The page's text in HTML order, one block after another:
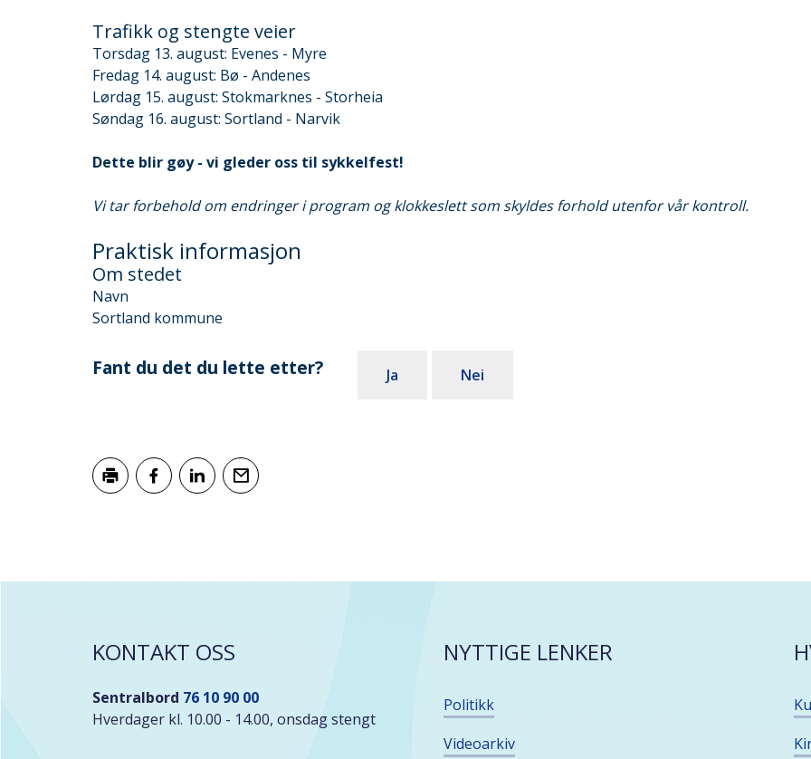
Trafikk og stengte veier
Torsdag 13. august: Evenes - Myre
Fredag 14. august: Bø - Andenes
Lørdag 15. august: Stokmarknes - Storheia
Søndag 16. august: Sortland - Narvik
Dette blir gøy - vi gleder oss til sykkelfest!
Vi tar forbehold om endringer i program og klokkeslett som skyldes forhold utenfor vår kontroll.
Praktisk informasjon
Om stedet
Navn
Sortland kommune
Fant du det du lette etter? Ja Nei
KONTAKT OSS
Sentralbord 76 10 90 00
Hverdager kl. 10.00 - 14.00, onsdag stengt
NYTTIGE LENKER
Politikk
Videoarkiv